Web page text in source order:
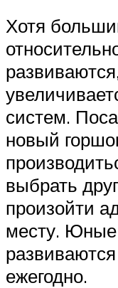
Хотя
систем.
новый
выбрать
произойти
месту. Юные
ежегодно.